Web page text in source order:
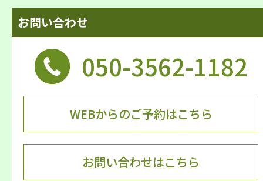
お問い合わせ
050-3562-1182
WEBからのご予約はこちら
お問い合わせはこちら